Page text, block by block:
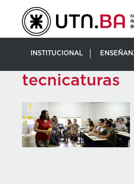
INSTITUCIONAL
tecnicaturas